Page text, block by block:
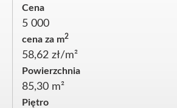
Cena
5 000
cena za m2
58,62 zł/m²
Powierzchnia
85,30 m²
Piętro